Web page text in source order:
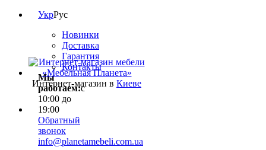
УкрРус
Новинки
Доставка
Гарантия
Контакты
Мы
работаем:с
10:00 до
19:00
Обратный
звонок
info@planetamebeli.com.ua
Интернет-магазин в Киеве